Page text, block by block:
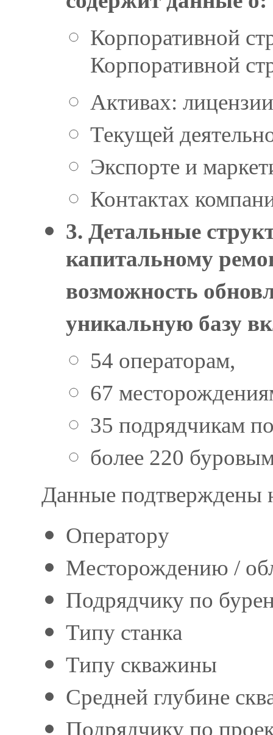
Корпоративной
Корпоративной
Активах:
Текущей
Экспорте и
Контактах
3. Детальные
капитальному
возможность
уникальную базу
54 операторам,
67
35 подрядчикам
более 220
Данные подтверждены
Оператору
Месторождению /
Подрядчику по
Типу станка
Типу скважины
Средней глубине
Подрядчику по